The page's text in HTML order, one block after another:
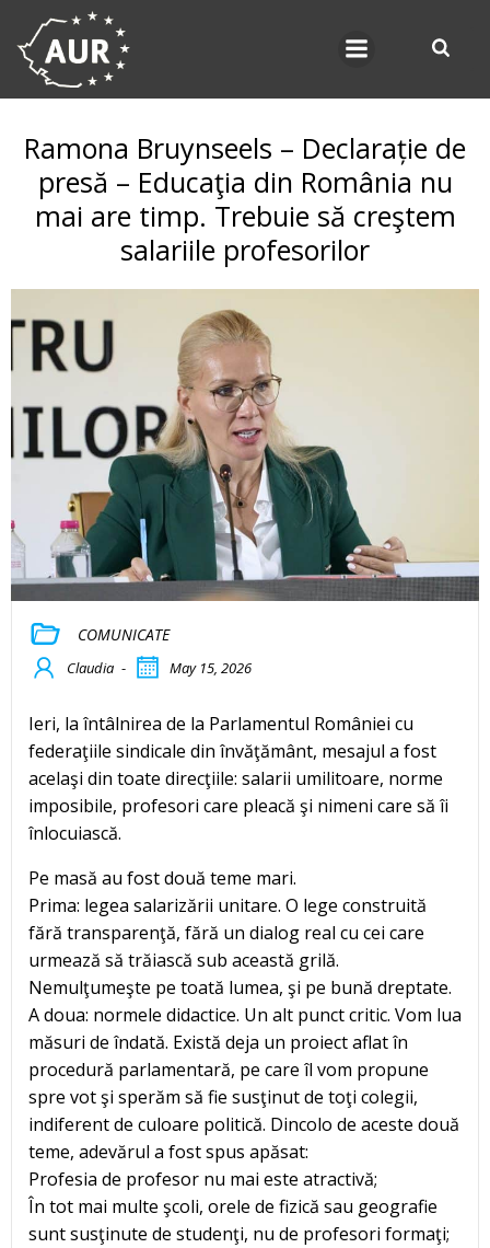
Ramona Bruynseels – Declarație de
presă – Educaţia din România nu
mai are timp. Trebuie să creştem
salariile profesorilor
COMUNICATE
Claudia - May 15, 2026
Ieri, la întâlnirea de la Parlamentul României cu
federaţiile sindicale din învăţământ, mesajul a fost
acelaşi din toate direcţiile: salarii umilitoare, norme
imposibile, profesori care pleacă şi nimeni care să îi
înlocuiască.
Pe masă au fost două teme mari.
Prima: legea salarizării unitare. O lege construită
fără transparenţă, fără un dialog real cu cei care
urmează să trăiască sub această grilă.
Nemulţumeşte pe toată lumea, şi pe bună dreptate.
A doua: normele didactice. Un alt punct critic. Vom lua
măsuri de îndată. Există deja un proiect aflat în
procedură parlamentară, pe care îl vom propune
spre vot şi sperăm să fie susţinut de toţi colegii,
indiferent de culoare politică. Dincolo de aceste două
teme, adevărul a fost spus apăsat:
Profesia de profesor nu mai este atractivă;
În tot mai multe şcoli, orele de fizică sau geografie
sunt susţinute de studenţi, nu de profesori formaţi;